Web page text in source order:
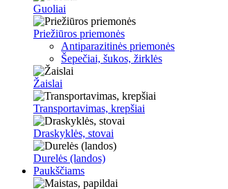
Guoliai
Priežiūros priemonės
Antiparazitinės priemonės
Šepečiai, šukos, žirklės
Žaislai
Transportavimas, krepšiai
Draskyklės, stovai
Durelės (landos)
Paukščiams